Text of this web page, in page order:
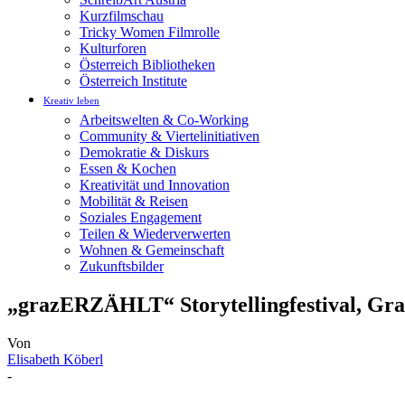
Kurzfilmschau
Tricky Women Filmrolle
Kulturforen
Österreich Bibliotheken
Österreich Institute
Kreativ leben
Arbeitswelten & Co-Working
Community & Viertelinitiativen
Demokratie & Diskurs
Essen & Kochen
Kreativität und Innovation
Mobilität & Reisen
Soziales Engagement
Teilen & Wiederverwerten
Wohnen & Gemeinschaft
Zukunftsbilder
„grazERZÄHLT“ Storytellingfestival,
Von
Elisabeth Köberl
-